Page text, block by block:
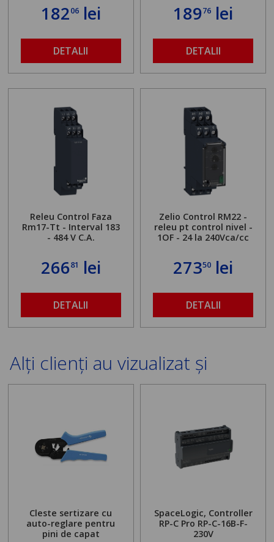
18206lei
DETALII
18976 lei
DETALII
Releu Control Faza
Rm17-Tt - Interval 183
- 484 V C.A.
26681 lei
DETALII
Zelio Control RM22 -
releu pt control nivel -
1OF - 24 la 240Vca/cc
27350 lei
DETALII
Alți clienți au vizualizat și
Cleste sertizare cu
auto-reglare pentru
pini de capat
SpaceLogic, Controller
RP-C Pro RP-C-16B-F-
230V